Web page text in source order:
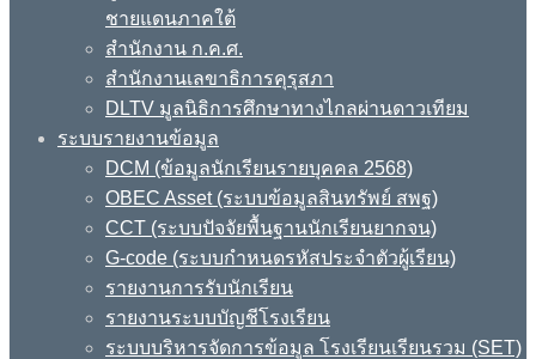
ชายแดนภาคใต้
สำนักงาน ก.ค.ศ.
สำนักงานเลขาธิการคุรุสภา
DLTV มูลนิธิการศึกษาทางไกลผ่านดาวเทียม
ระบบรายงานข้อมูล
DCM (ข้อมูลนักเรียนรายบุคคล 2568)
OBEC Asset (ระบบข้อมูลสินทรัพย์ สพฐ)
CCT (ระบบปัจจัยพื้นฐานนักเรียนยากจน)
G-code (ระบบกำหนดรหัสประจำตัวผู้เรียน)
รายงานการรับนักเรียน
รายงานระบบบัญชีโรงเรียน
ระบบบริหารจัดการข้อมูล โรงเรียนเรียนรวม (SET)